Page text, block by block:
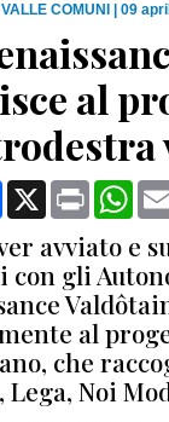
COMUNI 09
al
Facebook
X Print
avviato e
con gli
al
che
Lega, Noi